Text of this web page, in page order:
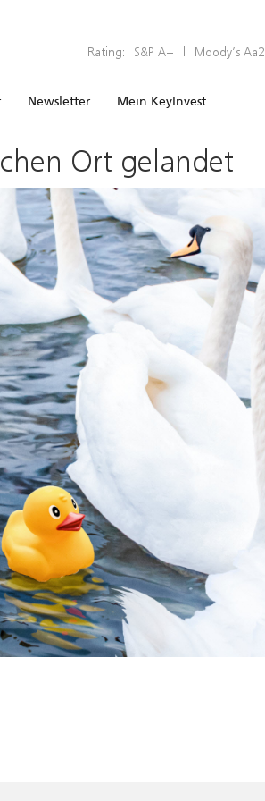
Rating: S&P A+ | Moody’s Aa2
Newsletter Mein KeyInvest
Ort gelandet